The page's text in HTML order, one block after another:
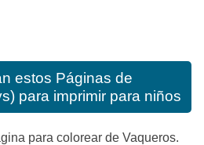
estos Páginas de
para imprimir para niños
para colorear de Vaqueros.